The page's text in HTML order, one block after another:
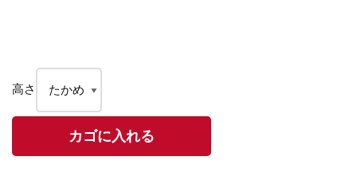
高さ